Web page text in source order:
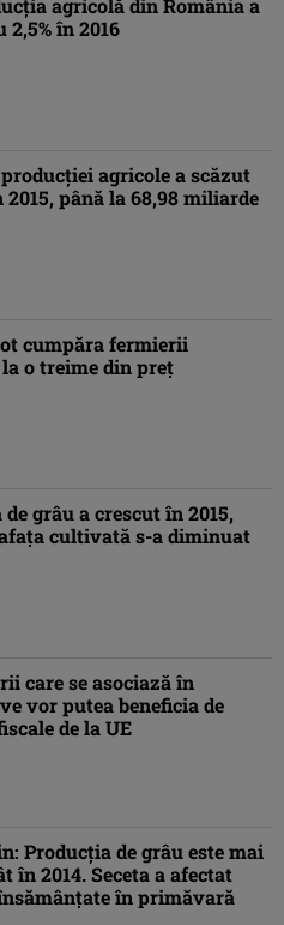
agricolă din România a
2,5% în 2016
agricole a scăzut
2015, până la 68,98 miliarde
cumpăra fermierii
o treime din preț
grâu a crescut în 2015,
cultivată s-a diminuat
care se asociază în
vor putea beneficia de
de la UE
Producţia de grâu este mai
în 2014. Seceta a afectat
în primăvară